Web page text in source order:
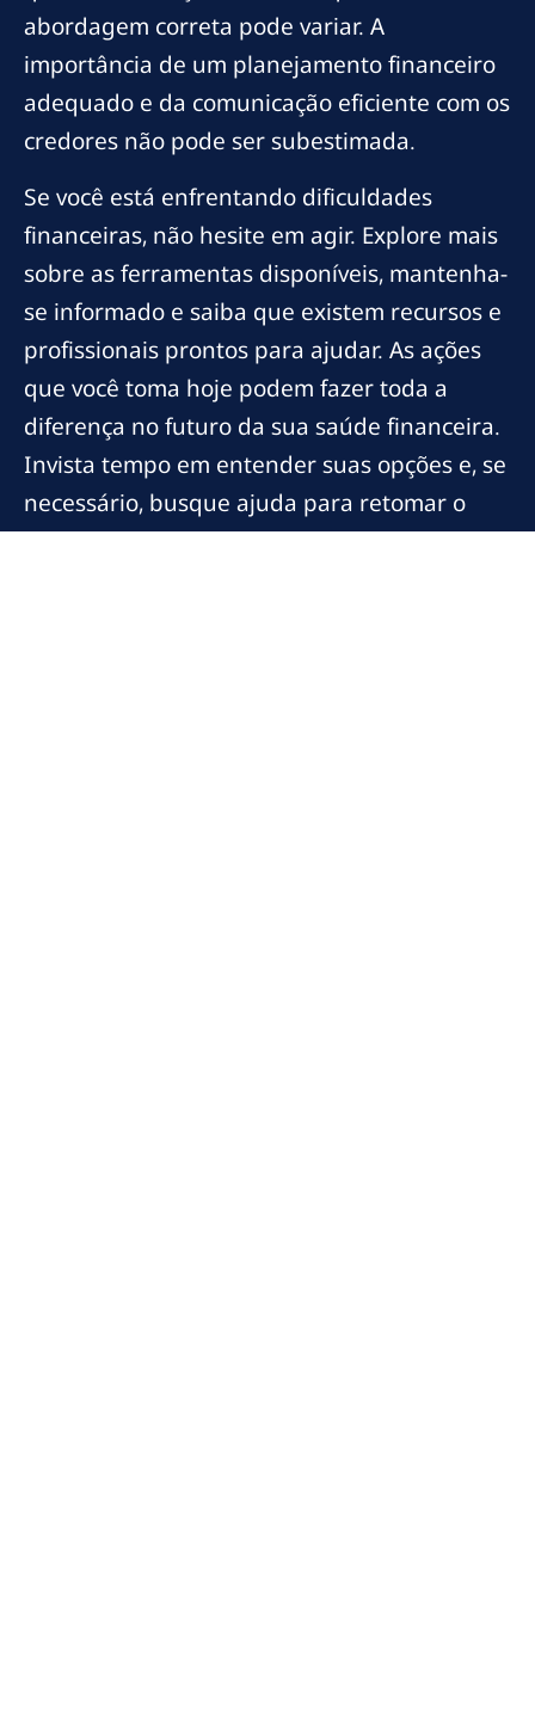
abordagem correta pode variar. A
importância de um planejamento financeiro
adequado e da comunicação eficiente com os
credores não pode ser subestimada.
Se você está enfrentando dificuldades
financeiras, não hesite em agir. Explore mais
sobre as ferramentas disponíveis, mantenha-
se informado e saiba que existem recursos e
profissionais prontos para ajudar. As ações
que você toma hoje podem fazer toda a
diferença no futuro da sua saúde financeira.
Invista tempo em entender suas opções e, se
necessário, busque ajuda para retomar o
controle da sua vida financeira.